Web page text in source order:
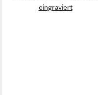
eingraviert